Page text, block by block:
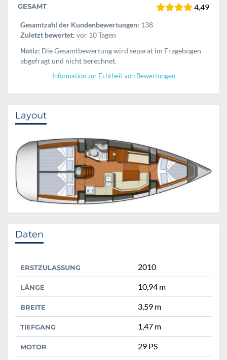
GESAMT 4,49
Gesamtzahl der Kundenbewertungen: 138
Zuletzt bewertet: vor 10 Tagen
Notiz: Die Gesamtbewertung wird separat im Fragebogen
abgefragt und nicht berechnet.
Information zur Echtheit von Bewertungen
Layout
Daten
ERSTZULASSUNG 2010
LÄNGE 10,94 m
BREITE 3,59 m
TIEFGANG 1,47 m
MOTOR 29 PS